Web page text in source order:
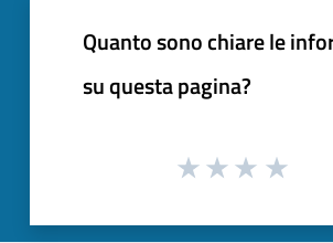
Quanto sono chiare le
su questa pagina?